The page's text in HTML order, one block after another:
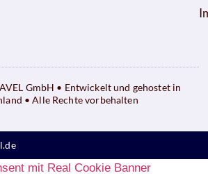
GmbH • Entwickelt und gehostet in
• Alle Rechte vorbehalten
mit Real Cookie Banner